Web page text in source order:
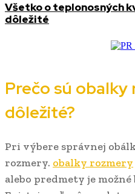
Všetko o teplonosných
dôležité
Prečo sú obalky
dôležité?
Pri výbere správnej
rozmery. obalky rozmery
alebo predmety je